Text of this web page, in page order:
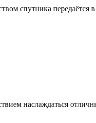
спутника передаётся
наслаждаться